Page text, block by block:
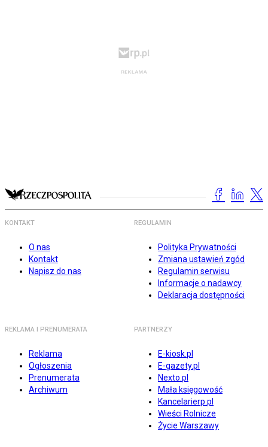
KONTAKT
O nas
Kontakt
Napisz do nas
REGULAMIN
Polityka Prywatności
Zmiana ustawień zgód
Regulamin serwisu
Informacje o nadawcy
Deklaracja dostępności
REKLAMA I PRENUMERATA
Reklama
Ogłoszenia
Prenumerata
Archiwum
PARTNERZY
E-kiosk.pl
E-gazety.pl
Nexto.pl
Mała księgowość
Kancelarierp.pl
Wieści Rolnicze
Życie Warszawy